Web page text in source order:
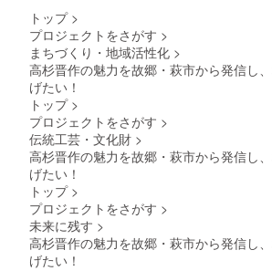
トップ >
プロジェクトをさがす >
まちづくり・地域活性化 >
高杉晋作の魅力を故郷・萩市から発信し
げたい！
トップ >
プロジェクトをさがす >
伝統工芸・文化財 >
高杉晋作の魅力を故郷・萩市から発信し
げたい！
トップ >
プロジェクトをさがす >
未来に残す >
高杉晋作の魅力を故郷・萩市から発信し
げたい！